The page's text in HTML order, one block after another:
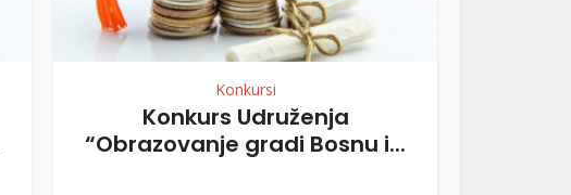
Konkursi
Konkurs Udruženja
“Obrazovanje gradi Bosnu i...